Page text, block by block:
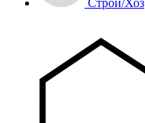
Строй/Хоз